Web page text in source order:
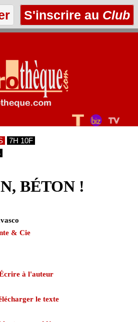
S'inscrire au Club
7H 10F
BÉTON !
& Cie
à l'auteur
le texte